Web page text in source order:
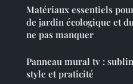
Matériaux essentiels
de jardin écologique et
ne pas manquer
Panneau mural tv :
style et praticité